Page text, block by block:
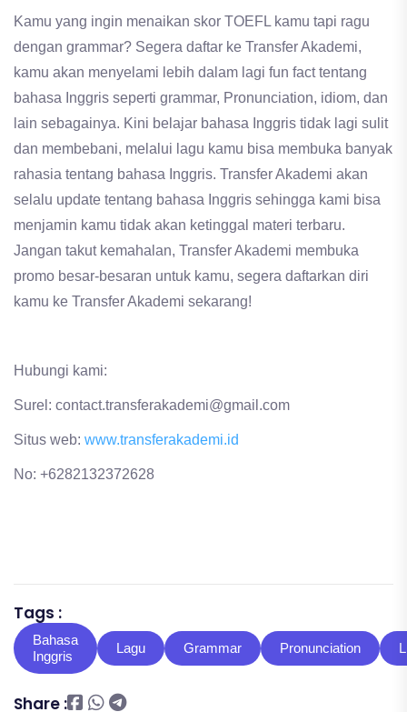
Kamu yang ingin menaikan skor TOEFL kamu tapi ragu
dengan grammar? Segera daftar ke Transfer Akademi,
kamu akan menyelami lebih dalam lagi fun fact tentang
bahasa Inggris seperti grammar, Pronunciation, idiom, dan
lain sebagainya. Kini belajar bahasa Inggris tidak lagi sulit
dan membebani, melalui lagu kamu bisa membuka banyak
rahasia tentang bahasa Inggris. Transfer Akademi akan
selalu update tentang bahasa Inggris sehingga kami bisa
menjamin kamu tidak akan ketinggal materi terbaru.
Jangan takut kemahalan, Transfer Akademi membuka
promo besar-besaran untuk kamu, segera daftarkan diri
kamu ke Transfer Akademi sekarang!
Hubungi kami:
Surel: contact.transferakademi@gmail.com
Situs web: www.transferakademi.id
No: +6282132372628
Tags :
Bahasa
Inggris
Lagu Grammar Pronunciation
Share :